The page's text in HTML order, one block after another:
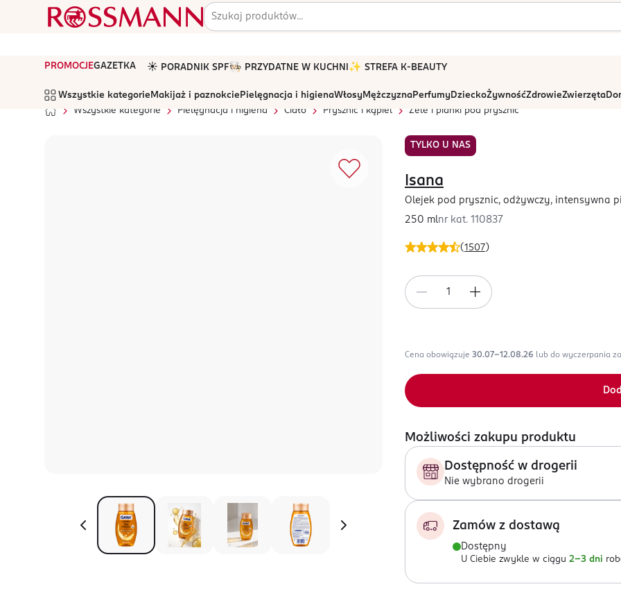
PROMOCJEGAZETKA ☀️ PORADNIK SPF🧑🏻‍🍳 PRZYDATNE W KUCHNI ✨ STREFA K-BEAUTY
Wszystkie kategorie Makijaż i paznokcie Pielęgnacja i higienaWłosyMężczyznaPerfumyDzieckoŻywnośćZdrowieZwierzęta
Wszystkie kategorie
Pielęgnacja i higiena Ciało Prysznic i kąpiel Żele i pianki pod prysznic
TYLKO U NAS
(1507)
Isana
Olejek pod prysznic, odżywczy, intensywna
250 mlnr kat. 110837
Cena obowiązuje 30.07-12.08.26 lub do wyczerpania
Możliwości zakupu produktu
Dostępność w drogerii
Nie wybrano drogerii
Zamów z dostawą
Dostępny
U Ciebie zwykle w ciągu 2-3 dni